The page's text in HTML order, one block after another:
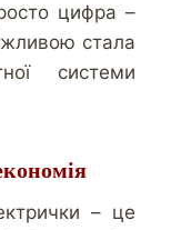
цифра –
стала
системи
– це